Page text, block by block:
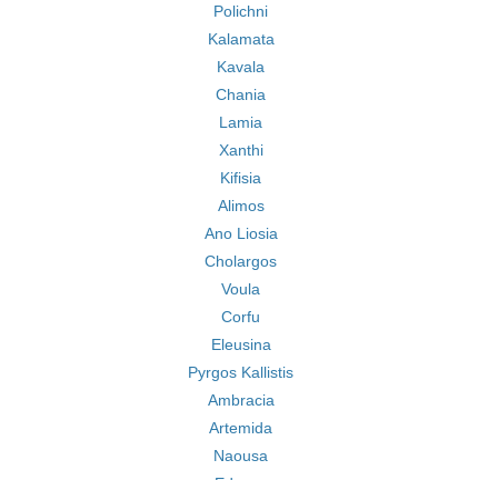
Polichni
Kalamata
Kavala
Chania
Lamia
Xanthi
Kifisia
Alimos
Ano Liosia
Cholargos
Voula
Corfu
Eleusina
Pyrgos Kallistis
Ambracia
Artemida
Naousa